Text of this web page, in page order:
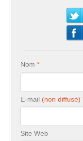
Nom
E-mail
Site Web